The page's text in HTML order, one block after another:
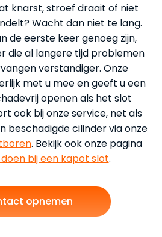
knarst, stroef draait of niet
Wacht dan niet te lang.
de eerste keer genoeg zijn,
die al langere tijd problemen
verstandiger. Onze
met u mee en geeft u een
openen als het slot
ook bij onze service, net als
beschadigde cilinder via onze
. Bekijk ook onze pagina
bij een kapot slot.
opnemen